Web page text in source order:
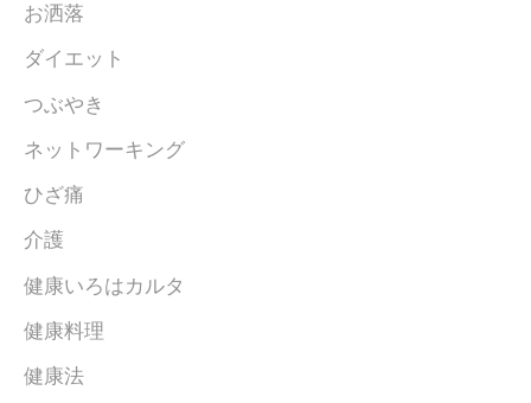
お洒落
ダイエット
つぶやき
ネットワーキング
ひざ痛
介護
健康いろはカルタ
健康料理
健康法